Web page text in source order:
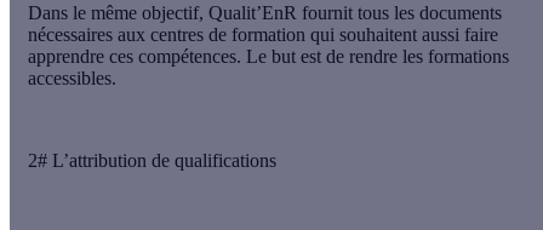
Dans le même objectif, Qualit’EnR fournit tous les documents
nécessaires aux centres de formation qui souhaitent aussi faire
apprendre ces compétences. Le but est de rendre les formations
accessibles.
2# L’attribution de qualifications